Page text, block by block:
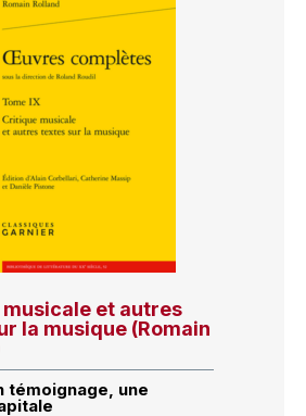
et autres
la musique (Romain
témoignage, une